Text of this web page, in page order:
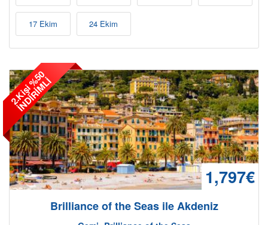
17 Ekim 24 Ekim
2
.
K
i
ş
i
%
5
0
İ
N
D
İ
R
İ
M
L
İ
1,797€
Brilliance of the Seas ile Akdeniz